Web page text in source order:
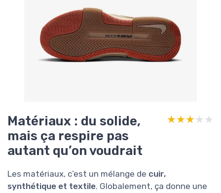
Matériaux : du solide,
mais ça respire pas
autant qu’on voudrait
★★★★★
★★★★★
Les matériaux, c’est un mélange de cuir,
synthétique et textile. Globalement, ça donne une